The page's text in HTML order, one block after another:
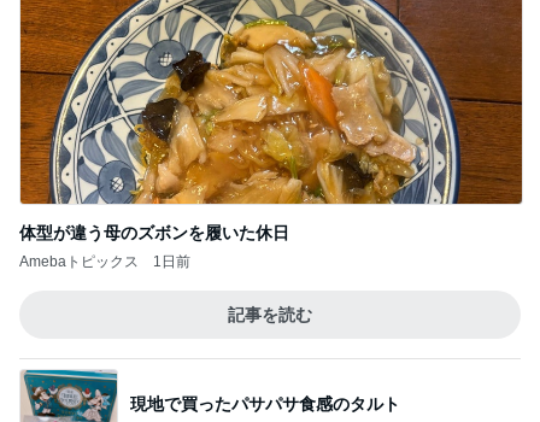
体型が違う母のズボンを履いた休日
Amebaトピックス 1日前
記事を読む
現地で買ったパサパサ食感のタルト